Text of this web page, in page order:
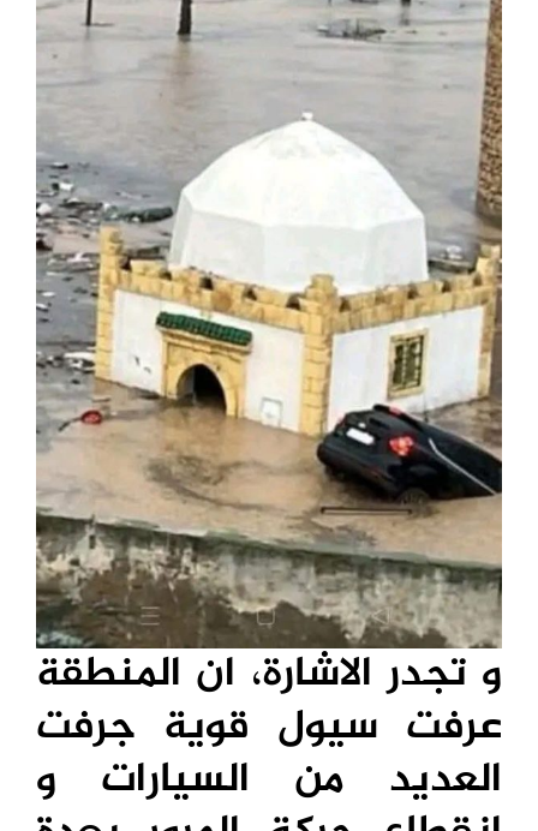
و تجدر الاشارة، ان المنطقة
عرفت سيول قوية جرفت
العديد من السيارات و